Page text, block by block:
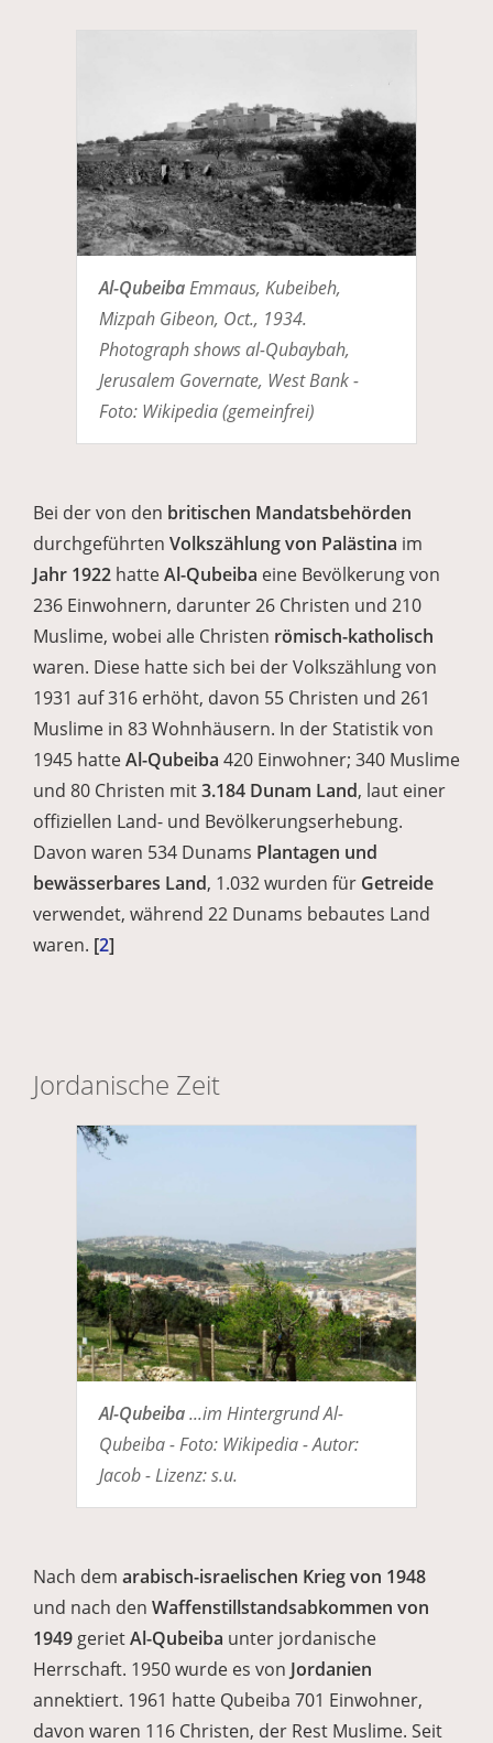
Al-QubeibaEmmaus, Kubeibeh,
Mizpah Gibeon, Oct., 1934.
Photograph shows al-Qubaybah,
Jerusalem Governate, West Bank -
Foto: Wikipedia (gemeinfrei)
Bei der von den britischen Mandatsbehörden
durchgeführten Volkszählung von Palästina im
Jahr 1922 hatteAl-Qubeiba eine Bevölkerung von
236 Einwohnern, darunter 26 Christen und 210
Muslime, wobei alle Christen römisch-katholisch
waren. Diese hatte sich bei der Volkszählung von
1931 auf 316 erhöht, davon 55 Christen und 261
Muslime in 83 Wohnhäusern. In der Statistik von
1945 hatteAl-Qubeiba 420 Einwohner; 340 Muslime
und 80 Christen mit3.184 Dunam Land, laut einer
offiziellen Land- und Bevölkerungserhebung.
Davon waren 534 Dunams Plantagen und
bewässerbares Land, 1.032 wurden für Getreide
verwendet, während 22 Dunams bebautes Land
waren. [2]
Jordanische Zeit
Al-Qubeiba...im Hintergrund Al-
Qubeiba - Foto: Wikipedia - Autor:
Jacob - Lizenz: s.u.
Nach dem arabisch-israelischen Krieg von 1948
und nach den Waffenstillstandsabkommen von
1949 gerietAl-Qubeiba unter jordanische
Herrschaft. 1950 wurde es von Jordanien
annektiert. 1961 hatte Qubeiba 701 Einwohner,
davon waren 116 Christen, der Rest Muslime. Seit